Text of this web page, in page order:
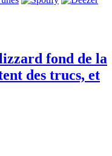
fond de la
des trucs, et